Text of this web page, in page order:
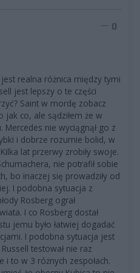
0
realna różnica między tymi
jest lepszy o te części
Saint w mordę zobacz
jak co, ale sądziłem że w
nie wyciągnął go z
i dobrze rozumie bolid, w
lat przerwy zrobiły swoje.
nie potrafił sobie
bo inaczej się prowadziły od
I podobna sytuacja z
Rosberg ograł
I co Rosberg dostał
jemu było łatwiej dogadać
I podobna sytuacja jest
testował nie raz
to w 3 różnych zespołach.